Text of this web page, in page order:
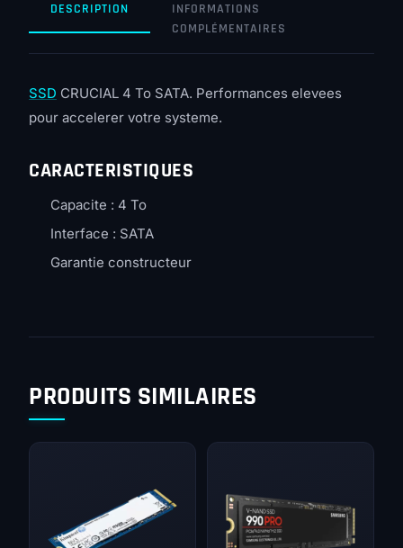
DESCRIPTION
INFORMATIONS
COMPLÉMENTAIRES
SSD CRUCIAL 4 To SATA. Performances elevees
pour accelerer votre systeme.
CARACTERISTIQUES
Capacite : 4 To
Interface : SATA
Garantie constructeur
PRODUITS SIMILAIRES